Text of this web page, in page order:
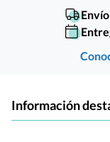
Información